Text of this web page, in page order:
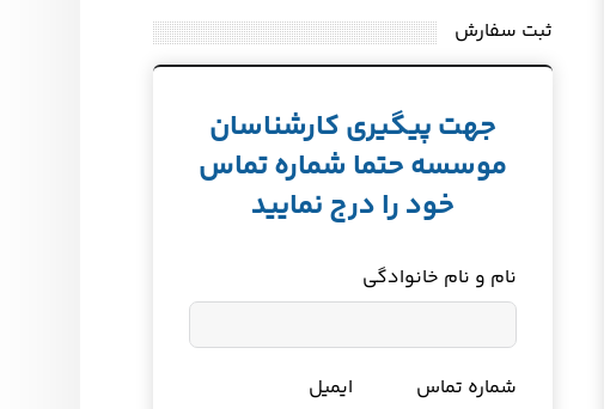
ثبت سفارش
جهت پیگیری کارشناسان
موسسه حتما شماره تماس
خود را درج نمایید
نام و نام خانوادگی
شماره تماس ایمیل